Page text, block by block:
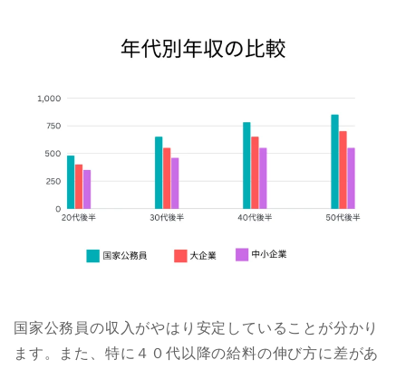
国家公務員の収入がやはり安定していることが分かり
ます。また、特に４０代以降の給料の伸び方に差があ